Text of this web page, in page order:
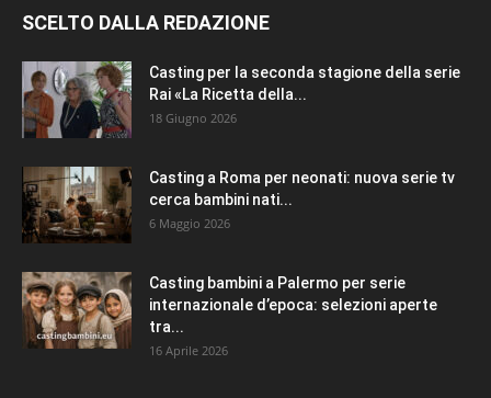
SCELTO DALLA REDAZIONE
Casting per la seconda stagione della serie
Rai «La Ricetta della...
18 Giugno 2026
Casting a Roma per neonati: nuova serie tv
cerca bambini nati...
6 Maggio 2026
Casting bambini a Palermo per serie
internazionale d’epoca: selezioni aperte
tra...
16 Aprile 2026